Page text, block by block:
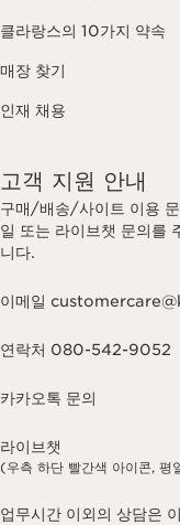
클라랑스의 10가지 약속
매장 찾기
인재 채용
고객 지원 안내
구매/배송/사이트 이용
일 또는 라이브챗 문의를
니다.
이메일
연락처 080-542-9052
카카오톡 문의
라이브챗
(우측 하단 빨간색 아이콘, 평
업무시간 이외의 상담은